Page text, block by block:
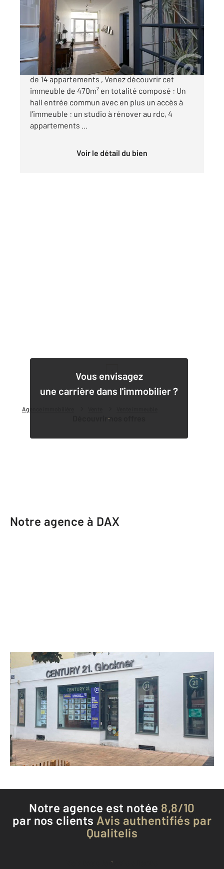
Agence immobilière
Ref : 24915
Immeuble à vendre
840 000 €
A VENDRE 3 IMMEUBLES SAINT PIERRE A DAX
de 14 appartements , Venez découvrir cet
immeuble de 470m² en totalité composé : Un
hall entrée commun avec en plus un accès à
l'immeuble : un studio à rénover au rdc, 4
appartements ...
Voir le détail du bien
Vous envisagez
une carrière dans l'immobilier ?
Découvrir nos offres
1
Notre agence à DAX
CENTURY 21 Glockner
1 Place des Trois Pigeons BP 104
DAX - 40100
Envoyer un message
Téléphoner à l'agence
Notre agence est notée 8,8/10
par nos clients Avis authentifiés par
Qualitelis
Voir tous les avis clients